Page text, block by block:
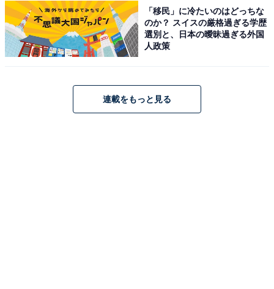
■ショコリキサー ミルクチョコレート クレームブリュレ
トリュフ
発売日：2016年10月1日（土）～2017年3月15日（水）
価格：600円（税込み）
「移民」に冷たいのはどっちな
のか？ スイスの厳格過ぎる学歴
選別と、日本の曖昧過ぎる外国
人政策
連載をもっと見る